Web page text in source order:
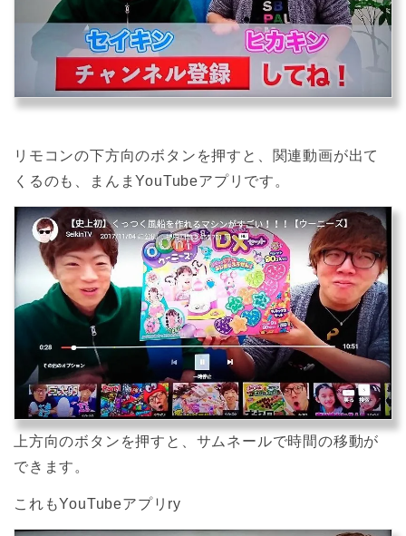
リモコンの下方向のボタンを押すと、関連動画が出て
くるのも、まんまYouTubeアプリです。
上方向のボタンを押すと、サムネールで時間の移動が
できます。
これもYouTubeアプリry